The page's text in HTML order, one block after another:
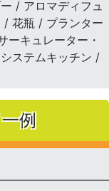
/ アロマディフュ
/ 花瓶 / プランター
キュレーター・
ステムキッチン /
例